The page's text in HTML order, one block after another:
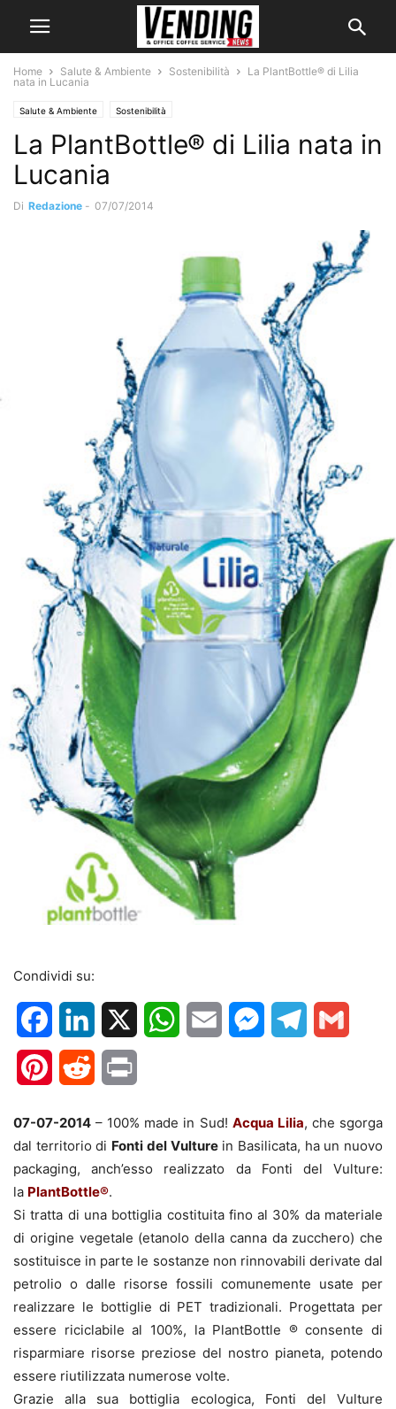
Home Salute & Ambiente Sostenibilità
La PlantBottle® di Lilia
nata in Lucania
Salute & Ambiente Sostenibilità
La PlantBottle® di Lilia nata in
Lucania
Di Redazione - 07/07/2014
Condividi su:
FacebookLinkedIn WhatsApp
Email MessengerTelegram
PinterestReddit
07-07-2014 – 100% made in Sud! Acqua Lilia, che sgorga
dal territorio di Fonti del Vulturein Basilicata, ha un nuovo
packaging, anch’esso realizzato da Fonti del Vulture:
la PlantBottle®.
Si tratta di una bottiglia costituita fino al 30% da materiale
di origine vegetale (etanolo della canna da zucchero) che
sostituisce in parte le sostanze non rinnovabili derivate dal
petrolio o dalle risorse fossili comunemente usate per
realizzare le bottiglie di PET tradizionali. Progettata per
essere riciclabile al 100%, la PlantBottle ® consente di
risparmiare risorse preziose del nostro pianeta, potendo
essere riutilizzata numerose volte.
Grazie alla sua bottiglia ecologica, Fonti del Vulture